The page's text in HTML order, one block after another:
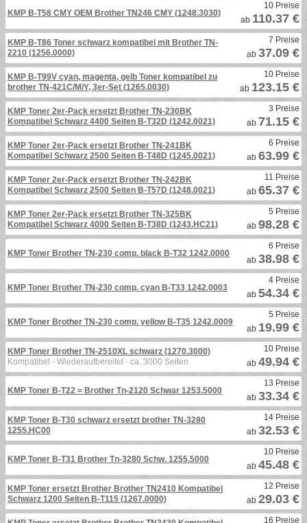
KMP B-T58 CMY OEM Brother TN246 CMY (1248.3030)
10 Preise
ab 110.37 €
KMP B-T86 Toner schwarz kompatibel mit Brother TN-
2210 (1256.0000)
7 Preise
ab 37.09 €
KMP B-T99V cyan, magenta, gelb Toner kompatibel zu
brother TN-421C/M/Y, 3er-Set (1265.0030)
10 Preise
ab 123.15 €
KMP Toner 2er-Pack ersetzt Brother TN-230BK
Kompatibel Schwarz 4400 Seiten B-T32D (1242.0021)
3 Preise
ab 71.15 €
KMP Toner 2er-Pack ersetzt Brother TN-241BK
Kompatibel Schwarz 2500 Seiten B-T48D (1245.0021)
6 Preise
ab 63.99 €
KMP Toner 2er-Pack ersetzt Brother TN-242BK
Kompatibel Schwarz 2500 Seiten B-T57D (1248.0021)
11 Preise
ab 65.37 €
KMP Toner 2er-Pack ersetzt Brother TN-325BK
Kompatibel Schwarz 4000 Seiten B-T38D (1243.HC21)
5 Preise
ab 98.28 €
KMP Toner Brother TN-230 comp. black B-T32 1242.0000
6 Preise
ab 38.98 €
KMP Toner Brother TN-230 comp. cyan B-T33 1242.0003
4 Preise
ab 54.34 €
KMP Toner Brother TN-230 comp. yellow B-T35 1242.0009
5 Preise
ab 19.99 €
KMP Toner Brother TN-2510XL schwarz (1270.3000)
Kompatibel - Wiederaufbereitet - ca. 3000 Seiten
10 Preise
ab 49.94 €
KMP Toner B-T22 = Brother Tn-2120 Schwar 1253.5000
13 Preise
ab 33.34 €
KMP Toner B-T30 schwarz ersetzt brother TN-3280
1255.HC00
14 Preise
ab 32.53 €
KMP Toner B-T31 Brother Tn-3280 Schw. 1255.5000
10 Preise
ab 45.48 €
KMP Toner ersetzt Brother Brother TN2410 Kompatibel
Schwarz 1200 Seiten B-T115 (1267.0000)
12 Preise
ab 29.03 €
16 Preise